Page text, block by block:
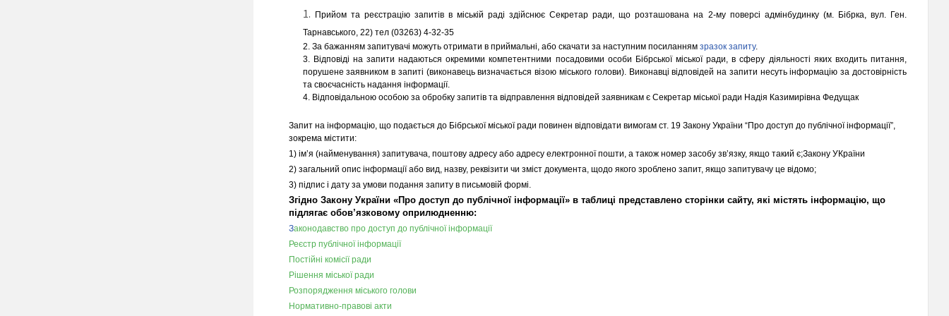
Прийом та реєстрацію запитів в міській раді здійснює Секретар ради, що розташована на 2-му поверсі адмінбудинку (м. Бібрка, вул. Ген.
Тарнавського, 22) тел (03263) 4-32-35
За бажанням запитувачі можуть отримати в приймальні, або скачати за наступним посиланням зразок запиту.
Відповіді на запити надаються окремими компетентними посадовими особи Бібрської міської ради, в сферу діяльності яких входить питання,
порушене заявником в запиті (виконавець визначається візою міського голови). Виконавці відповідей на запити несуть інформацію за достовірність
та своєчасність надання інформації.
Відповідальною особою за обробку запитів та відправлення відповідей заявникам є Секретар міської ради Надія Казимирівна Федущак
Запит на інформацію, що подається до Бібрської міської ради повинен відповідати вимогам ст. 19 Закону України “Про доступ до публічної інформації”,
зокрема містити:
1) ім’я (найменування) запитувача, поштову адресу або адресу електронної пошти, а також номер засобу зв’язку, якщо такий є;Закону УКраїни
2) загальний опис інформації або вид, назву, реквізити чи зміст документа, щодо якого зроблено запит, якщо запитувачу це відомо;
3) підпис і дату за умови подання запиту в письмовій формі.
Згідно Закону України «Про доступ до публічної інформації» в таблиці представлено сторінки сайту, які містять інформацію, що
підлягає обов’язковому оприлюдненню:
Законодавство про доступ до публічної інформації
Реєстр публічної інформації
Постійні комісії ради
Рішення міської ради
Розпорядження міського голови
Нормативно-правові акти